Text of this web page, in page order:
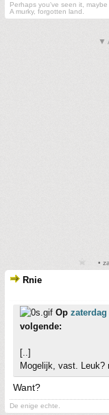
Perhaps you've seen it, maybe
A murky, forgotten land.
▼
•
Rnie
Op zaterdag
volgende:
[..]
Mogelijk, vast. Leuk?
Want?
De enige echte.